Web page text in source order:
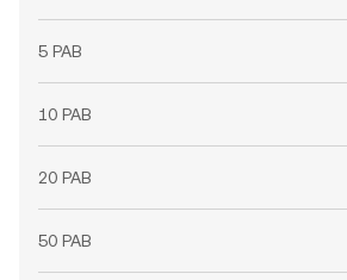
5 PAB
10 PAB
20 PAB
50 PAB